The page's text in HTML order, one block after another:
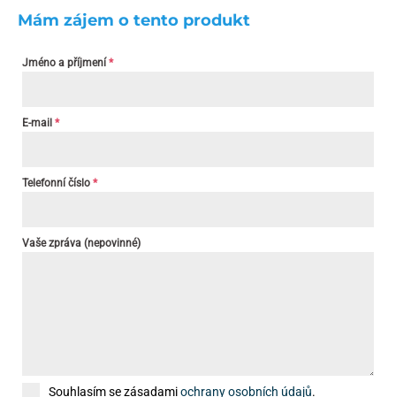
Mám zájem o tento produkt
Jméno a příjmení *
E-mail *
Telefonní číslo *
Vaše zpráva (nepovinné)
Souhlasím se zásadamiochrany osobních údajů.